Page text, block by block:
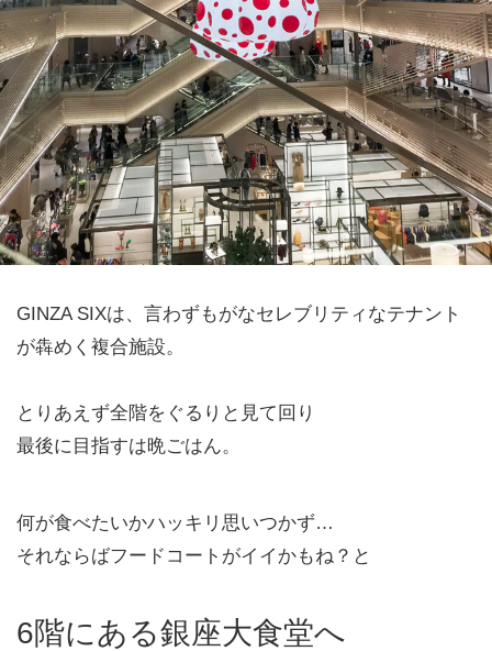
GINZA SIXは、言わずもがなセレブリティなテナント
が犇めく複合施設。
とりあえず全階をぐるりと見て回り
最後に目指すは晩ごはん。
何が食べたいかハッキリ思いつかず…
それならばフードコートがイイかもね？と
6階にある銀座大食堂へ